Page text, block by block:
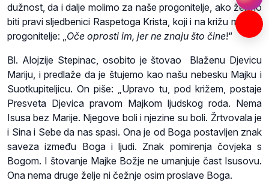
dužnost, da i dalje molimo za naše progonitelje, ako želimo
biti pravi sljedbenici Raspetoga Krista, koji i na križu moli za
progonitelje: „ Oče oprosti im, jer ne znaju što čine!“
Bl. Alojzije Stepinac, osobito je štovao Blaženu Djevicu
Mariju, i predlaže da je štujemo kao našu nebesku Majku i
Suotkupiteljicu. On piše: „Upravo tu, pod križem, postaje
Presveta Djevica pravom Majkom ljudskog roda. Nema
Isusa bez Marije. Njegove boli i njezine su boli. Žrtvovala je
i Sina i Sebe da nas spasi. Ona je od Boga postavljen znak
saveza između Boga i ljudi. Znak pomirenja čovjeka s
Bogom. I štovanje Majke Božje ne umanjuje čast Isusovu.
Ona nema druge želje ni čežnje osim proslave Boga.